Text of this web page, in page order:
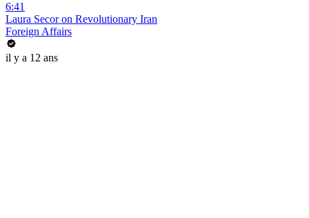
6:41
Laura Secor on Revolutionary Iran
Foreign Affairs
il y a 12 ans